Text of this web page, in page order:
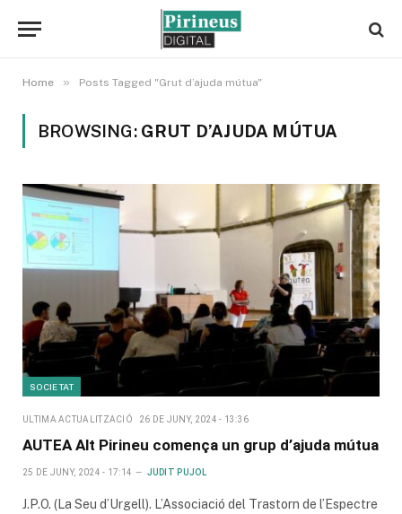
Home » Posts Tagged "Grut d’ajuda mútua"
BROWSING: GRUT D’AJUDA MÚTUA
SOCIETAT
ULTIMA ACTUALITZACIÓ 26 DE JUNY, 2024 - 13:36
AUTEA Alt Pirineu comença un grup d’ajuda mútua
25 DE JUNY, 2024 - 17:14 JUDIT PUJOL
J.P.O. (La Seu d’Urgell). L’Associació del Trastorn de l’Espectre